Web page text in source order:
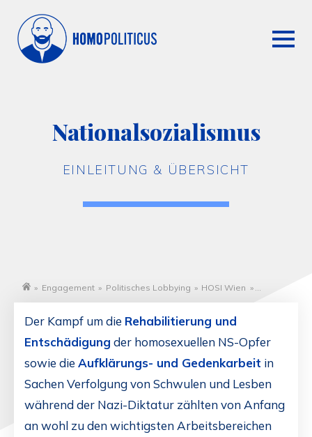
Nationalsozialismus
EINLEITUNG & ÜBERSICHT
» Engagement » Politisches Lobbying » HOSI Wien »
Der Kampf um die Rehabilitierung und
Entschädigung der homosexuellen NS-Opfer
sowie die Aufklärungs- und Gedenkarbeit in
Sachen Verfolgung von Schwulen und Lesben
während der Nazi-Diktatur zählten von Anfang
an wohl zu den wichtigsten Arbeitsbereichen